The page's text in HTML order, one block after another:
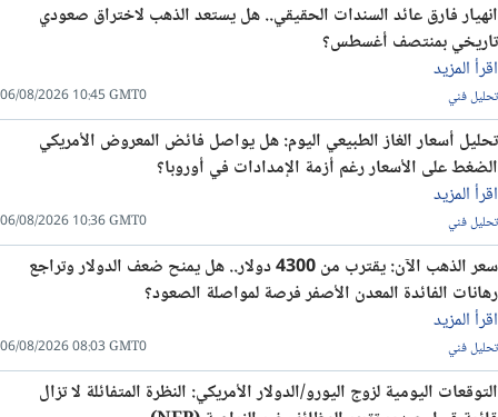
انهيار فارق عائد السندات الحقيقي.. هل يستعد الذهب لاختراق صعودي
تاريخي بمنتصف أغسطس؟
اقرأ المزيد
تحليل أسعار الغاز الطبيعي اليوم: هل يواصل فائض المعروض الأمريكي
الضغط على الأسعار رغم أزمة الإمدادات في أوروبا؟
اقرأ المزيد
تحليل فني 06/08/2026 10:45 GMT0
سعر الذهب الآن: يقترب من 4300 دولار.. هل يمنح ضعف الدولار وتراجع
رهانات الفائدة المعدن الأصفر فرصة لمواصلة الصعود؟
اقرأ المزيد
تحليل فني 06/08/2026 10:36 GMT0
التوقعات اليومية لزوج اليورو/الدولار الأمريكي: النظرة المتفائلة لا تزال
تحليل فني 06/08/2026 08:03 GMT0